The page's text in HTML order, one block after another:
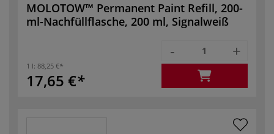
MOLOTOW™ Permanent Paint Refill, 200-
ml-Nachfüllflasche, 200 ml, Signalweiß
1 l: 88,25 €
17,65 €
- +